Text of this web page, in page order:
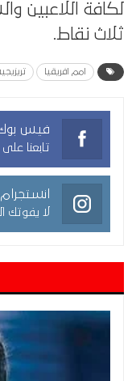
لكافة اللاعبين
ثلاث نقاط.
امم افريقيا
فيس
تابعنا
انستجرام
لا يفوتك